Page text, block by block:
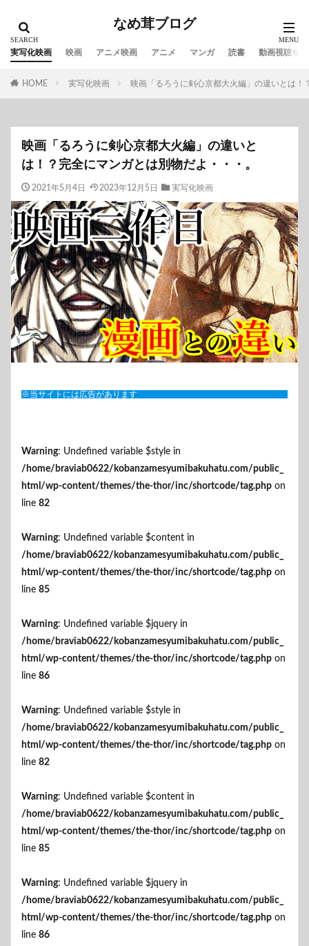
なめ茸ブログ
実写化映画 映画 アニメ映画 アニメ マンガ 読書 動画視聴サ
HOME 実写化映画 映画「るろうに剣心京都大火編」の違いとは！
映画「るろうに剣心京都大火編」の違いと
は！？完全にマンガとは別物だよ・・・。
2021年5月4日 2023年12月5日 実写化映画
※当サイトには広告があります
Warning
: Undefined variable $style in
/home/braviab0622/kobanzamesyumibakuhatu.com/public_
html/wp-content/themes/the-thor/inc/shortcode/tag.php on
line 82
Warning
: Undefined variable $content in
/home/braviab0622/kobanzamesyumibakuhatu.com/public_
html/wp-content/themes/the-thor/inc/shortcode/tag.php on
line 85
Warning
: Undefined variable $jquery in
/home/braviab0622/kobanzamesyumibakuhatu.com/public_
html/wp-content/themes/the-thor/inc/shortcode/tag.php on
line 86
Warning
: Undefined variable $style in
/home/braviab0622/kobanzamesyumibakuhatu.com/public_
html/wp-content/themes/the-thor/inc/shortcode/tag.php on
line 82
Warning
: Undefined variable $content in
/home/braviab0622/kobanzamesyumibakuhatu.com/public_
html/wp-content/themes/the-thor/inc/shortcode/tag.php on
line 85
Warning
: Undefined variable $jquery in
/home/braviab0622/kobanzamesyumibakuhatu.com/public_
html/wp-content/themes/the-thor/inc/shortcode/tag.php on
line 86